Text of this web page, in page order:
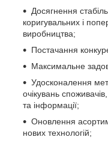
Досягнення
коригувальних і
виробництва;
Постачання
Максимальне
Удосконалення
очікувань
та інформації;
Оновлення
нових технологій;